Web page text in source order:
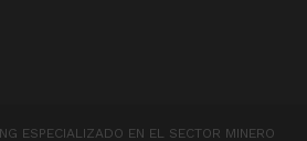
ESPECIALIZADO EN EL SECTOR MINERO